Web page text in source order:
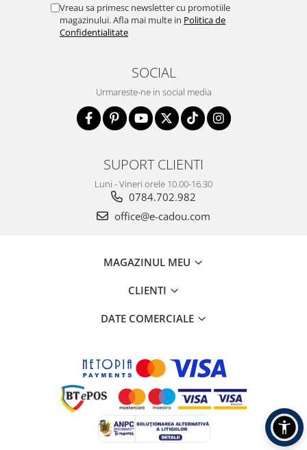
Vreau sa primesc newsletter cu promotiile
magazinului. Afla mai multe in Politica de
Confidentialitate
SOCIAL
Urmareste-ne in social media
SUPORT CLIENTI
Luni - Vineri orele 10.00-16.30
0784.702.982
office@e-cadou.com
MAGAZINUL MEU
CLIENTI
DATE COMERCIALE